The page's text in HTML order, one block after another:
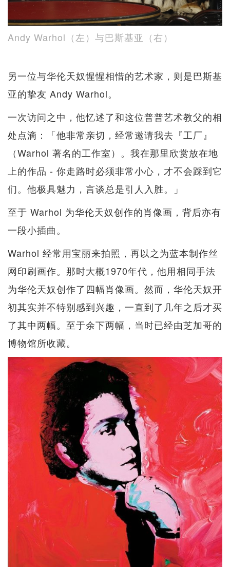
Andy Warhol（左）与巴斯基亚（右）
另一位与华伦天奴惺惺相惜的艺术家，则是巴斯基
亚的挚友 Andy Warhol。
一次访问之中，他忆述了和这位普普艺术教父的相
处点滴：「他非常亲切，经常邀请我去『工厂』
（Warhol 著名的工作室）。我在那里欣赏放在地
上的作品 - 你走路时必须非常小心，才不会踩到它
们。他极具魅力，言谈总是引人入胜。」
至于 Warhol 为华伦天奴创作的肖像画，背后亦有
一段小插曲。
Warhol 经常用宝丽来拍照，再以之为蓝本制作丝
网印刷画作。那时大概1970年代，他用相同手法
为华伦天奴创作了四幅肖像画。然而，华伦天奴开
初其实并不特别感到兴趣，一直到了几年之后才买
了其中两幅。至于余下两幅，当时已经由芝加哥的
博物馆所收藏。